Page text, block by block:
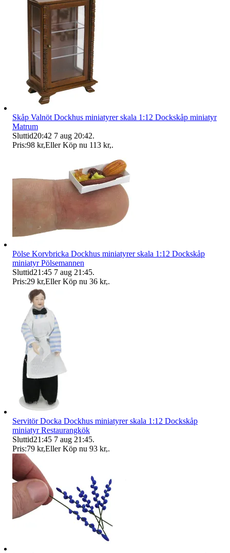
Skåp Valnöt Dockhus miniatyrer skala 1:12 Dockskåp miniatyr
Matrum
Sluttid20:42 7 aug 20:42.
Pris:98 kr,Eller Köp nu 113 kr,.
Pölse Korvbricka Dockhus miniatyrer skala 1:12 Dockskåp
miniatyr Pölsemannen
Sluttid21:45 7 aug 21:45.
Pris:29 kr,Eller Köp nu 36 kr,.
Servitör Docka Dockhus miniatyrer skala 1:12 Dockskåp
miniatyr Restaurangkök
Sluttid21:45 7 aug 21:45.
Pris:79 kr,Eller Köp nu 93 kr,.